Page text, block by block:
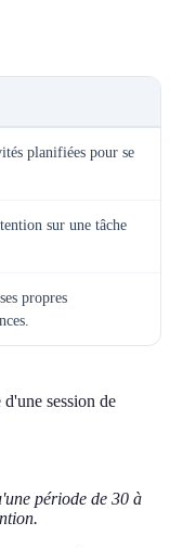
planifiées pour se
sur une tâche
propres
session de
période de 30 à